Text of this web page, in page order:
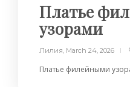
Платье
узорами
Лилия March 24, 2026
Платье филейными